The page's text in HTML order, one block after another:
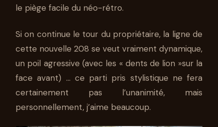
le piège facile du néo-rétro.
Si on continue le tour du propriétaire, la ligne de
cette nouvelle 208 se veut vraiment dynamique,
un poil agressive (avec les « dents de lion »sur la
face avant) … ce parti pris stylistique ne fera
certainement pas l’unanimité, mais
personnellement, j’aime beaucoup.